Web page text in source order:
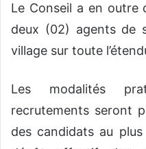
Le Conseil a en outre
deux (02) agents de
village sur toute
Les modalités
recrutements seront
des candidats au